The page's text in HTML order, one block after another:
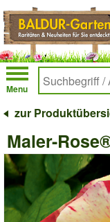
Menu
zur
Maler-